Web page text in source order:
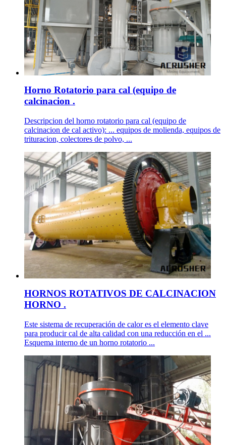
Horno Rotatorio para cal (equipo de
calcinacion .
Descripcion del horno rotatorio para cal (equipo de
calcinacion de cal activo): ... equipos de molienda, equipos de
trituracion, colectores de polvo, ...
HORNOS ROTATIVOS DE CALCINACION
HORNO .
Este sistema de recuperación de calor es el elemento clave
para producir cal de alta calidad con una reducción en el ...
Esquema interno de un horno rotatorio ...